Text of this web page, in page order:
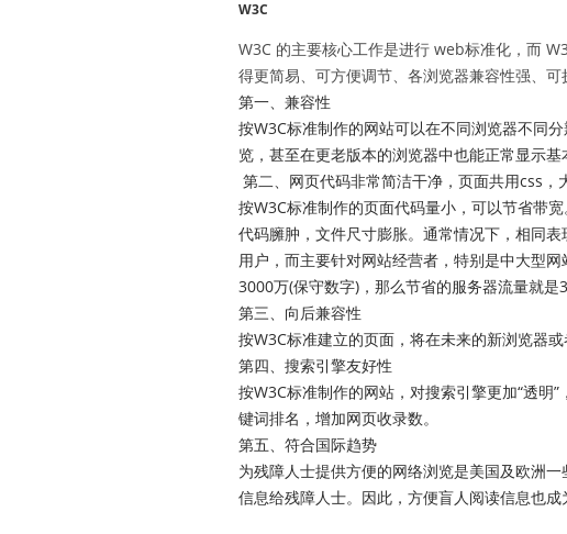
W3C
W3C 的主要核心工作是进行 web标准化，而
得更简易、可方便调节、各浏览器兼容性强、可
第一、兼容性
按W3C标准制作的网站可以在不同浏览器不同
览，甚至在更老版本的浏览器中也能正常显示
第二、网页代码非常简洁干净，页面共用css，
按W3C标准制作的页面代码量小，可以节省带
代码臃肿，文件尺寸膨胀。通常情况下，相同
用户，而主要针对网站经营者，特别是中大型
3000万(保守数字)，那么节省的服务器流量就
第三、向后兼容性
按W3C标准建立的页面，将在未来的新浏览器
第四、搜索引擎友好性
按W3C标准制作的网站，对搜索引擎更加“透明
键词排名，增加网页收录数。
第五、符合国际趋势
为残障人士提供方便的网络浏览是美国及欧洲
信息给残障人士。因此，方便盲人阅读信息也成